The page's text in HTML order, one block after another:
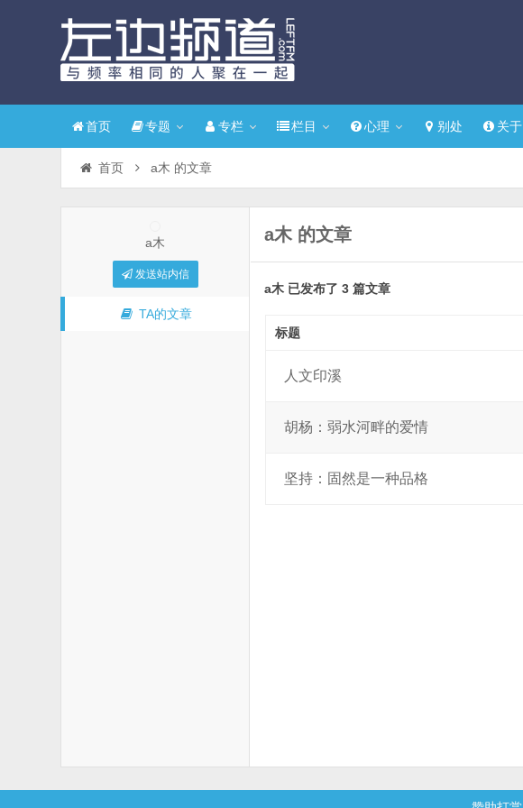
首页 专题 专栏 栏目 心理 别处 关于
首页 a木 的文章
a木
发送站内信
TA的文章
a木 的文章
a木 已发布了 3 篇文章
标题
人文印溪
胡杨：弱水河畔的爱情
坚持：固然是一种品格